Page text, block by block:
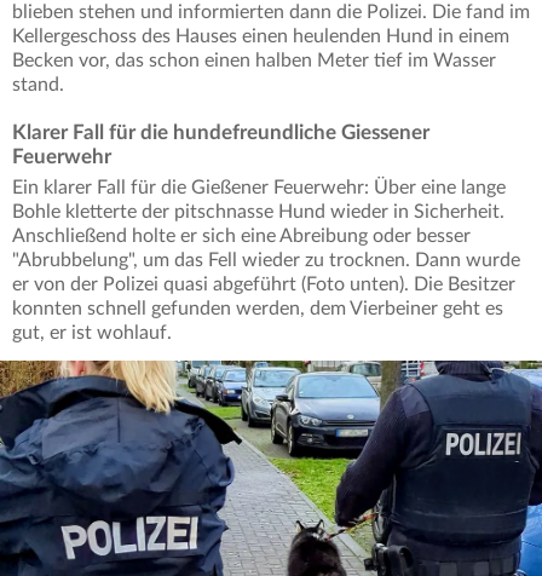
blieben stehen und informierten dann die Polizei. Die fand im
Kellergeschoss des Hauses einen heulenden Hund in einem
Becken vor, das schon einen halben Meter tief im Wasser
stand.
Klarer Fall für die hundefreundliche Giessener
Feuerwehr
Ein klarer Fall für die Gießener Feuerwehr: Über eine lange
Bohle kletterte der pitschnasse Hund wieder in Sicherheit.
Anschließend holte er sich eine Abreibung oder besser
"Abrubbelung", um das Fell wieder zu trocknen. Dann wurde
er von der Polizei quasi abgeführt (Foto unten). Die Besitzer
konnten schnell gefunden werden, dem Vierbeiner geht es
gut, er ist wohlauf.